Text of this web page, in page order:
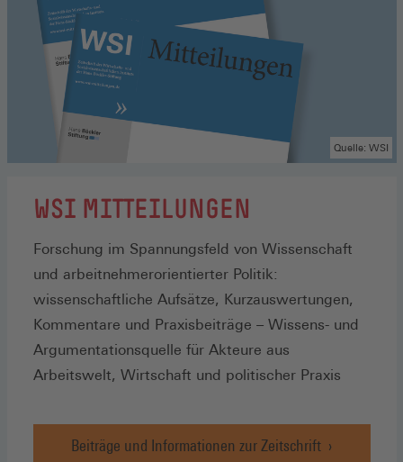
WSI MITTEILUNGEN
Forschung im Spannungsfeld von Wissenschaft
und arbeitnehmerorientierter Politik:
wissenschaftliche Aufsätze, Kurzauswertungen,
Kommentare und Praxisbeiträge – Wissens- und
Argumentationsquelle für Akteure aus
Arbeitswelt, Wirtschaft und politischer Praxis
Beiträge und Informationen zur Zeitschrift
Quelle: WSI